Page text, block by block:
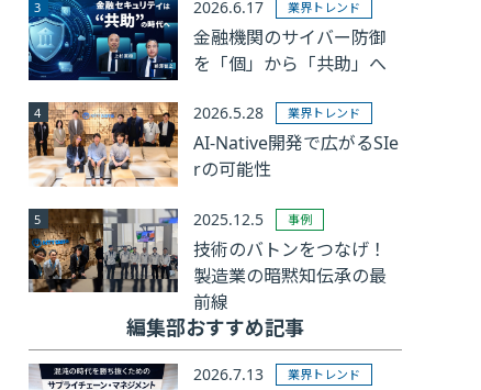
編集部おすすめ記事
2026.7.13 業界トレンド
2026.6.17 業界トレンド
金融機関のサイバー防御
を「個」から「共助」へ
2026.5.28 業界トレンド
AI-Native開発で広がるSIe
rの可能性
2025.12.5 事例
技術のバトンをつなげ！
製造業の暗黙知伝承の最
前線